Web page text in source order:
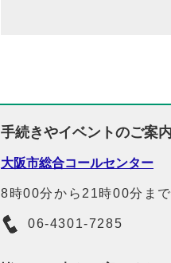
手続きやイベントのご案内
大阪市総合コールセンター
8時00分から21時00分まで
06-4301-7285